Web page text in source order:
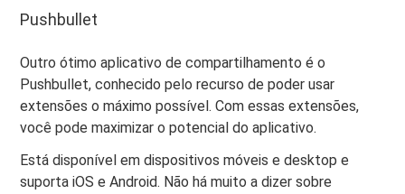
Pushbullet
Outro ótimo aplicativo de compartilhamento é o
Pushbullet, conhecido pelo recurso de poder usar
extensões o máximo possível. Com essas extensões,
você pode maximizar o potencial do aplicativo.
Está disponível em dispositivos móveis e desktop e
suporta iOS e Android. Não há muito a dizer sobre